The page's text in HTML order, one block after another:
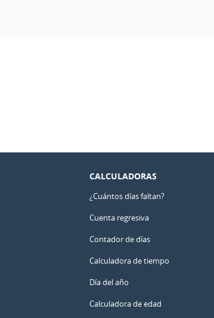
CALCULADORAS
¿Cuántos días faltan?
Cuenta regresiva
Contador de días
Calculadora de tiempo
Día del año
Calculadora de edad